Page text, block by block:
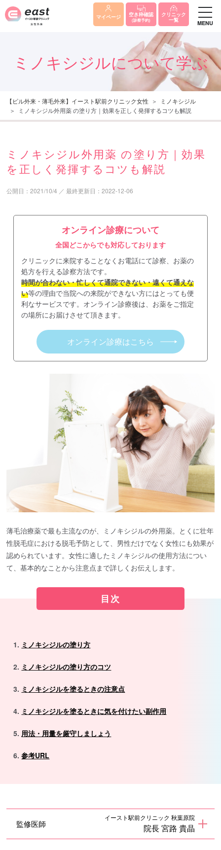
マイページ 空き枠確認
(診察予約)
クリニック
一覧 MENU
ミノキシジルについて学ぶ
【ピル外来・薄毛外来】イースト駅前クリニック女性
ミノキシジル
ミノキシジル外用薬 の塗り方｜効果を正しく発揮するコツも解説
ミノキシジル外用薬 の塗り方｜効果
を正しく発揮するコツも解説
公開日：2021/10/4 ／最終更新日：2022-12-06
オンライン診療について
全国どこからでも対応しております
クリニックに来院することなくお電話にて診察、お薬の
処方を行える診察方法です。
時間が合わない・忙しくて通院できない・遠くて通えな
い等の理由で当院への来院ができない方にはとっても便
利なサービスです。オンライン診療後は、お薬をご指定
の場所にお届けさせて頂きます。
オンライン診療はこちら
薄毛治療薬で最も主流なのが、ミノキシジルの外用薬。とくに壮年
性脱毛症における脱毛予防として、男性だけでなく女性にも効果が
認められています。女性に適したミノキシジルの使用方法につい
て、基本的なことから注意点まで詳しくお伝えします。
目次
ミノキシジルの塗り方
ミノキシジルの塗り方のコツ
ミノキシジルを塗るときの注意点
ミノキシジルを塗るときに気を付けたい副作用
用法・用量を厳守しましょう
参考URL
監修医師
イースト駅前クリニック 秋葉原院
院長 宮路 貴晶